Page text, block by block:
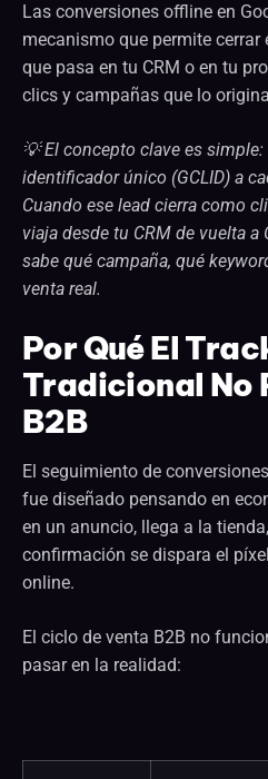
Las conversiones offline en
mecanismo que permite cerrar
que pasa en tu CRM o en tu
clics y campañas que lo
💡 El concepto clave es
identificador único (GCLID) a
Cuando ese lead cierra como
viaja desde tu CRM de vuelta
sabe qué campaña, qué
venta real.
Por Qué El
Tradicional No
B2B
El seguimiento de
fue diseñado pensando en
en un anuncio, llega a la
confirmación se dispara el
online.
El ciclo de venta B2B no
pasar en la realidad: